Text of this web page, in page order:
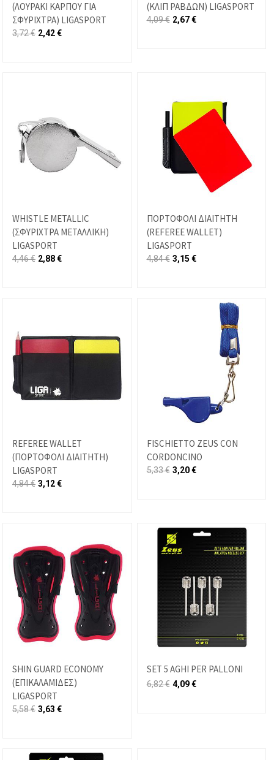
(ΛΟΥΡΑΚΙ ΚΑΡΠΟΥ ΓΙΑ
ΣΦΥΡΙΧΤΡΑ) LIGASPORT
3,72€ 2,42€
(ΚΛΙΠ ΡΑΒΔΩΝ) LIGASPORT
4,09€ 2,67€
WHISTLE METALLIC
(ΣΦΥΡΙΧΤΡΑ ΜΕΤΑΛΛΙΚΗ)
LIGASPORT
4,46€ 2,88€
ΠΟΡΤΟΦΟΛΙ ΔΙΑΙΤΗΤΗ
(REFEREE WALLET)
LIGASPORT
4,84€ 3,15 €
REFEREE WALLET
(ΠΟΡΤΟΦΟΛΙ ΔΙΑΙΤΗΤΗ)
LIGASPORT
4,84€ 3,12€
FISCHIETTO ZEUS CON
CORDONCINO
5,33€ 3,20€
SHIN GUARD ECONOMY
(ΕΠΙΚΑΛΑΜΙΔΕΣ)
LIGASPORT
5,58€ 3,63 €
SET 5 AGHI PER PALLONI
6,82€ 4,09€